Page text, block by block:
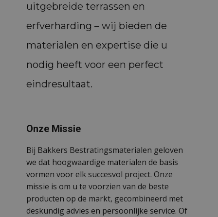
uitgebreide terrassen en
erfverharding – wij bieden de
materialen en expertise die u
nodig heeft voor een perfect
eindresultaat.
Onze Missie
Bij Bakkers Bestratingsmaterialen geloven
we dat hoogwaardige materialen de basis
vormen voor elk succesvol project. Onze
missie is om u te voorzien van de beste
producten op de markt, gecombineerd met
deskundig advies en persoonlijke service. Of